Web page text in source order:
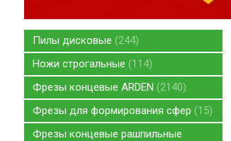
Пилы дисковые 244
Ножи строгальные 114
Фрезы концевые ARDEN 2140
Фрезы для формирования сфер 15
Фрезы концевые рашпильные